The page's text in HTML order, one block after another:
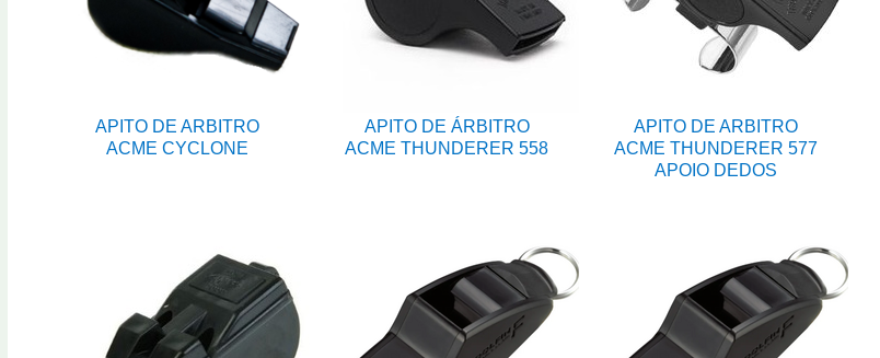
APITO DE ARBITRO
ACME CYCLONE
APITO DE ÁRBITRO
ACME THUNDERER 558
APITO DE ARBITRO
ACME THUNDERER 577
APOIO DEDOS